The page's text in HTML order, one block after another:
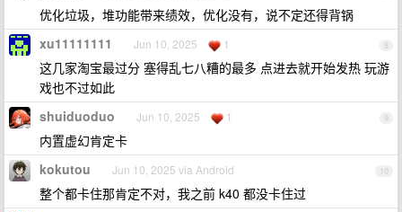
优化垃圾，堆功能带来绩效，优化没有，说不定还得背锅
8
xu11111111 Jun 10, 2025 1
这几家淘宝最过分 塞得乱七八糟的最多 点进去就开始发热 玩游
戏也不过如此
9
shuiduoduo Jun 10, 2025 1
内置虚幻肯定卡
10
kokutou Jun 10, 2025 via Android
整个都卡住那肯定不对，我之前 k40 都没卡住过